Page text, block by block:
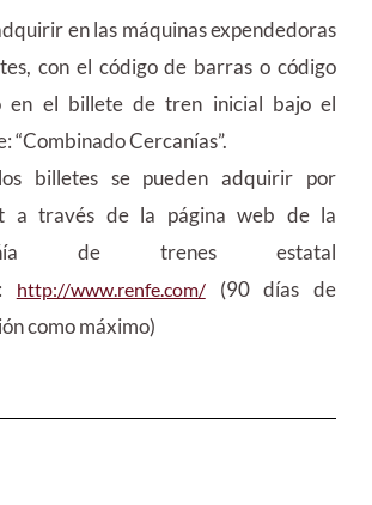
en las máquinas expendedoras
con el código de barras o código
en el billete de tren inicial bajo el
“Combinado Cercanías”.
billetes se pueden adquirir por
a través de la página web de la
de trenes estatal
http://www.renfe.com/(90 días de
como máximo)